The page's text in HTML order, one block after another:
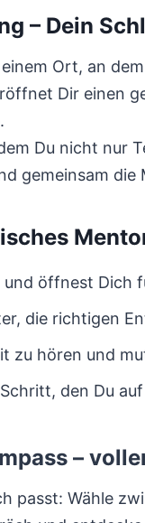
– Dein
Ort, an
Dir einen
Du nicht nur
gemeinsam
öffnest Dich
die richtigen
zu hören und
den Du
–
passt: Wähle